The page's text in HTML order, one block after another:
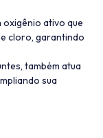
oxigênio ativo que
cloro, garantindo
também atua
sua